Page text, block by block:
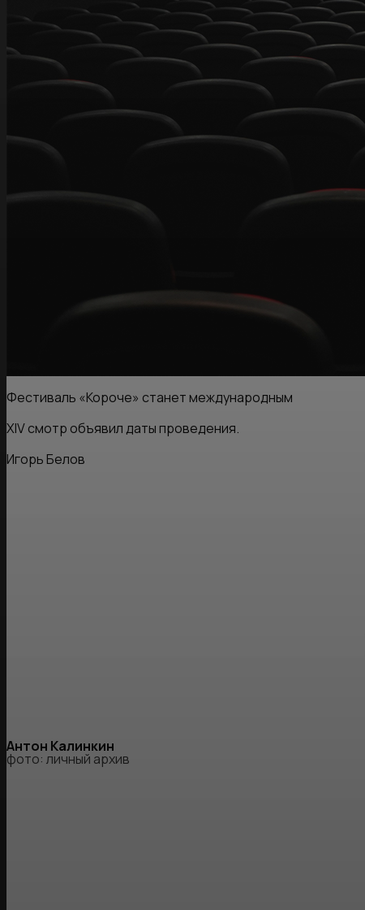
Фестиваль «Короче» станет международным
XIV смотр объявил даты проведения.
Игорь Белов
Антон Калинкин
фото: личный архив